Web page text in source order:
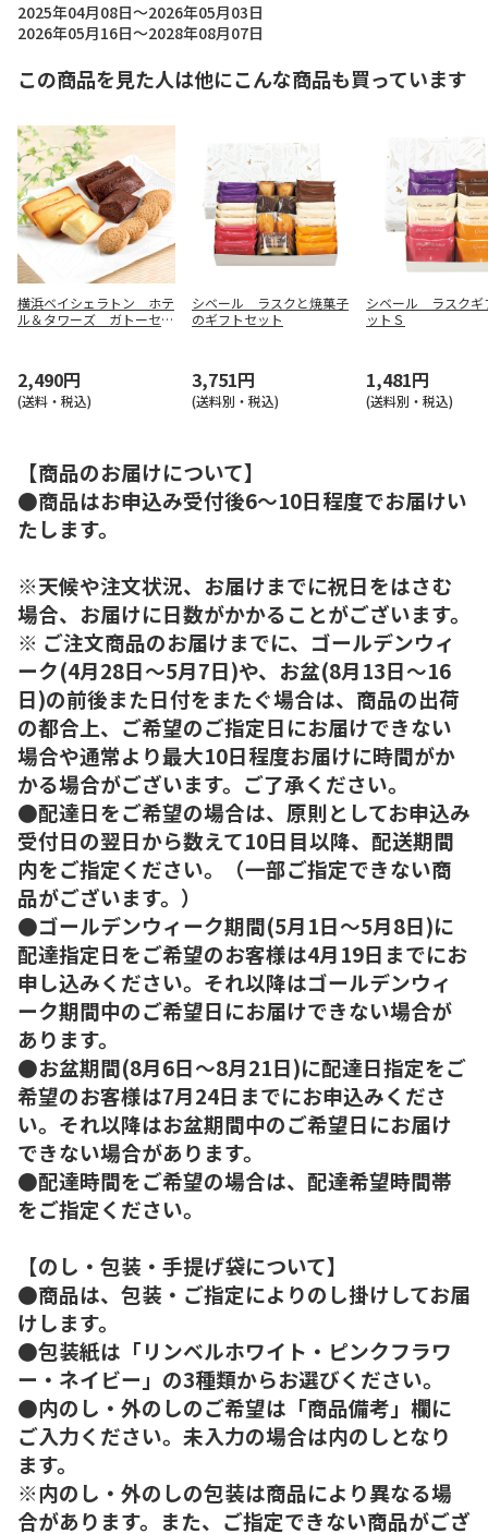
2025年04月08日～2026年05月03日
2026年05月16日～2028年08月07日
この商品を見た人は他にこんな商品も買っています
横浜ベイシェラトン ホテ
ル＆タワーズ ガトーセレ
2,490円
(送料・税込)
シベール ラスクと焼菓子
のギフトセット
3,751円
(送料別・税込)
シベール ラスクギ
ットＳ
1,481円
(送料別・税込)
【商品のお届けについて】
●商品はお申込み受付後6～10日程度でお届けい
たします。
※天候や注文状況、お届けまでに祝日をはさむ
場合、お届けに日数がかかることがございます。
※ ご注文商品のお届けまでに、ゴールデンウィ
ーク(4月28日～5月7日)や、お盆(8月13日～16
日)の前後また日付をまたぐ場合は、商品の出荷
の都合上、ご希望のご指定日にお届けできない
場合や通常より最大10日程度お届けに時間がか
かる場合がございます。ご了承ください。
●配達日をご希望の場合は、原則としてお申込み
受付日の翌日から数えて10日目以降、配送期間
内をご指定ください。（一部ご指定できない商
品がございます。）
●ゴールデンウィーク期間(5月1日～5月8日)に
配達指定日をご希望のお客様は4月19日までにお
申し込みください。それ以降はゴールデンウィ
ーク期間中のご希望日にお届けできない場合が
あります。
●お盆期間(8月6日～8月21日)に配達日指定をご
希望のお客様は7月24日までにお申込みくださ
い。それ以降はお盆期間中のご希望日にお届け
できない場合があります。
●配達時間をご希望の場合は、配達希望時間帯
をご指定ください。
【のし・包装・手提げ袋について】
●商品は、包装・ご指定によりのし掛けしてお届
けします。
●包装紙は「リンベルホワイト・ピンクフラワ
ー・ネイビー」の3種類からお選びください。
●内のし・外のしのご希望は「商品備考」欄に
ご入力ください。未入力の場合は内のしとなり
ます。
※内のし・外のしの包装は商品により異なる場
合があります。また、ご指定できない商品がござ